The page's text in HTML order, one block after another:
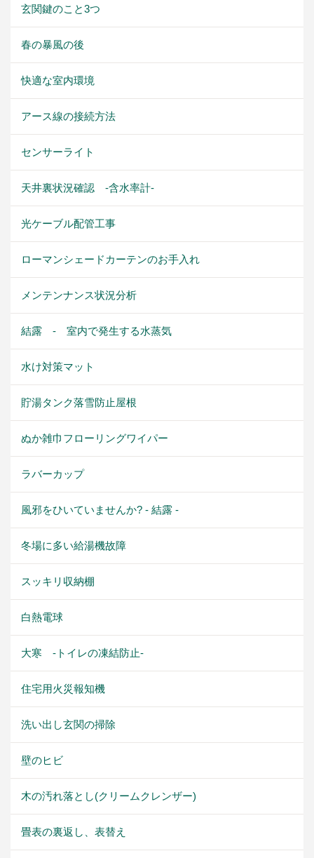
玄関鍵のこと3つ
春の暴風の後
快適な室内環境
アース線の接続方法
センサーライト
天井裏状況確認 -含水率計-
光ケーブル配管工事
ローマンシェードカーテンのお手入れ
メンテンナンス状況分析
結露 - 室内で発生する水蒸気
水け対策マット
貯湯タンク落雪防止屋根
ぬか雑巾フローリングワイパー
ラバーカップ
風邪をひいていませんか? - 結露 -
冬場に多い給湯機故障
スッキリ収納棚
白熱電球
大寒 -トイレの凍結防止-
住宅用火災報知機
洗い出し玄関の掃除
壁のヒビ
木の汚れ落とし(クリームクレンザー)
畳表の裏返し、表替え